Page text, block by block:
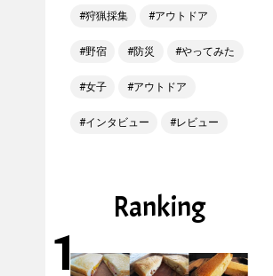
狩猟採集 アウトドア
野宿 防災 やってみた
女子 アウトドア
インタビュー レビュー
Ranking